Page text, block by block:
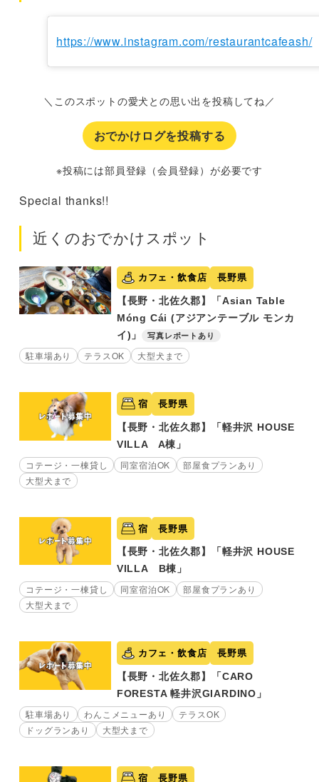
https://www.instagram.com/restaurantcafeash/
＼このスポットの愛犬との思い出を投稿してね／
おでかけログを投稿する
※投稿には部員登録（会員登録）が必要です
Special thanks!!
近くのおでかけスポット
カフェ・飲食店 長野県
【長野・北佐久郡】「Asian Table
Móng Cái (アジアンテーブル モンカ
イ)」
写真レポートあり
駐車場あり テラスOK 大型犬まで
宿 長野県
【長野・北佐久郡】「軽井沢 HOUSE
VILLA A棟」
コテージ・一棟貸し 同室宿泊OK
部屋食プランあり
大型犬まで
宿 長野県
【長野・北佐久郡】「軽井沢 HOUSE
VILLA B棟」
コテージ・一棟貸し 同室宿泊OK
部屋食プランあり
大型犬まで
カフェ・飲食店 長野県
【長野・北佐久郡】「CARO
FORESTA 軽井沢GIARDINO」
駐車場あり わんこメニューあり
テラスOK
ドッグランあり
大型犬まで
宿 長野県